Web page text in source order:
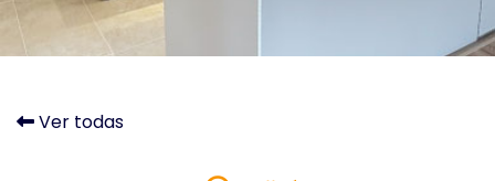
Ver todas